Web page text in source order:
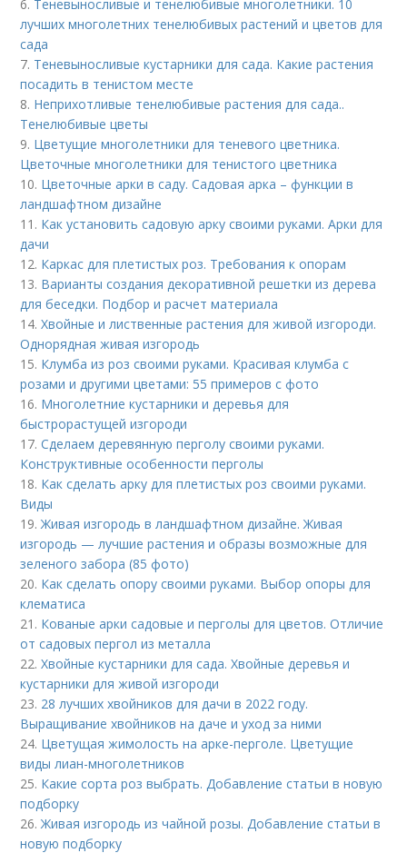
6. Теневыносливые и тенелюбивые многолетники. 10
лучших многолетних тенелюбивых растений и цветов для
сада
7. Теневыносливые кустарники для сада. Какие растения
посадить в тенистом месте
8. Неприхотливые тенелюбивые растения для сада..
Тенелюбивые цветы
9. Цветущие многолетники для теневого цветника.
Цветочные многолетники для тенистого цветника
10. Цветочные арки в саду. Садовая арка – функции в
ландшафтном дизайне
11. Как установить садовую арку своими руками. Арки для
дачи
12. Каркас для плетистых роз. Требования к опорам
13. Варианты создания декоративной решетки из дерева
для беседки. Подбор и расчет материала
14.Хвойные и лиственные растения для живой изгороди.
Однорядная живая изгородь
15. Клумба из роз своими руками. Красивая клумба с
розами и другими цветами: 55 примеров с фото
16. Многолетние кустарники и деревья для
быстрорастущей изгороди
17.Сделаем деревянную перголу своими руками.
Конструктивные особенности перголы
18. Как сделать арку для плетистых роз своими руками.
Виды
19.Живая изгородь в ландшафтном дизайне. Живая
изгородь — лучшие растения и образы возможные для
зеленого забора (85 фото)
20. Как сделать опору своими руками. Выбор опоры для
клематиса
21. Кованые арки садовые и перголы для цветов. Отличие
от садовых пергол из металла
22.Хвойные кустарники для сада. Хвойные деревья и
кустарники для живой изгороди
23. 28 лучших хвойников для дачи в 2022 году.
Выращивание хвойников на даче и уход за ними
24. Цветущая жимолость на арке-перголе. Цветущие
виды лиан-многолетников
25. Какие сорта роз выбрать. Добавление статьи в новую
подборку
26.Живая изгородь из чайной розы. Добавление статьи в
новую подборку